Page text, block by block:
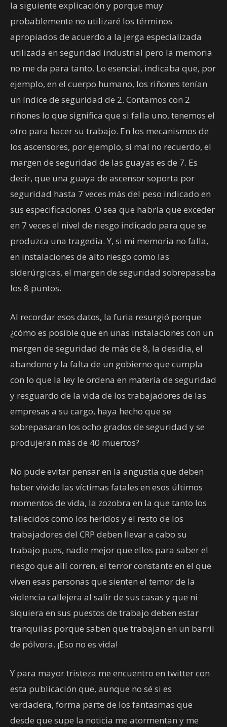
la siguiente explicación y porque muy
probablemente no utilizaré los términos
apropiados de acuerdo a la jerga especializada
utilizada en seguridad industrial pero la memoria
no me da para tanto. Lo esencial, indicaba que, por
ejemplo, en el cuerpo humano, los riñones tenían
un índice de seguridad de 2. Contamos con 2
riñones lo que significa que si falla uno, tenemos el
otro para hacer su trabajo. En los mecanismos de
los ascensores, por ejemplo, si mal no recuerdo, el
margen de seguridad de las guayas es de 7. Es
decir, que una guaya de ascensor soporta por
seguridad hasta 7 veces más del peso indicado en
sus especificaciones. O sea que habría que exceder
en 7 veces el nivel de riesgo indicado para que se
produzca una tragedia. Y, si mi memoria no falla,
en instalaciones de alto riesgo como las
siderúrgicas, el margen de seguridad sobrepasaba
los 8 puntos.
Al recordar esos datos, la furia resurgió porque
¿cómo es posible que en unas instalaciones con un
margen de seguridad de más de 8, la desidia, el
abandono y la falta de un gobierno que cumpla
con lo que la ley le ordena en materia de seguridad
y resguardo de la vida de los trabajadores de las
empresas a su cargo, haya hecho que se
sobrepasaran los ocho grados de seguridad y se
produjeran más de 40 muertos?
No pude evitar pensar en la angustia que deben
haber vivido las víctimas fatales en esos últimos
momentos de vida, la zozobra en la que tanto los
fallecidos como los heridos y el resto de los
trabajadores del CRP deben llevar a cabo su
trabajo pues, nadie mejor que ellos para saber el
riesgo que allí corren, el terror constante en el que
viven esas personas que sienten el temor de la
violencia callejera al salir de sus casas y que ni
siquiera en sus puestos de trabajo deben estar
tranquilas porque saben que trabajan en un barril
de pólvora. ¡Eso no es vida!
Y para mayor tristeza me encuentro en twitter con
esta publicación que, aunque no sé si es
verdadera, forma parte de los fantasmas que
desde que supe la noticia me atormentan y me